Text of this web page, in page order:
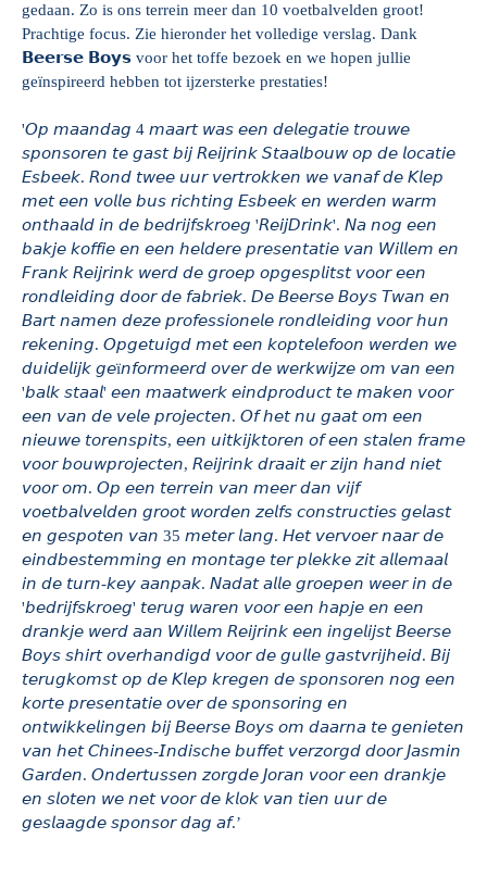
gedaan. Zo is ons terrein meer dan 10 voetbalvelden groot!
Prachtige focus. Zie hieronder het volledige verslag. Dank
𝗕𝗲𝗲𝗿𝘀𝗲 𝗕𝗼𝘆𝘀 voor het toffe bezoek en we hopen jullie
geïnspireerd hebben tot ijzersterke prestaties!
'𝘖𝘱 𝘮𝘢𝘢𝘯𝘥𝘢𝘨 4 𝘮𝘢𝘢𝘳𝘵 𝘸𝘢𝘴 𝘦𝘦𝘯 𝘥𝘦𝘭𝘦𝘨𝘢𝘵𝘪𝘦 𝘵𝘳𝘰𝘶𝘸𝘦
𝘴𝘱𝘰𝘯𝘴𝘰𝘳𝘦𝘯 𝘵𝘦 𝘨𝘢𝘴𝘵 𝘣𝘪𝘫 𝘙𝘦𝘪𝘫𝘳𝘪𝘯𝘬 𝘚𝘵𝘢𝘢𝘭𝘣𝘰𝘶𝘸 𝘰𝘱 𝘥𝘦 𝘭𝘰𝘤𝘢𝘵𝘪𝘦
𝘌𝘴𝘣𝘦𝘦𝘬. 𝘙𝘰𝘯𝘥 𝘵𝘸𝘦𝘦 𝘶𝘶𝘳 𝘷𝘦𝘳𝘵𝘳𝘰𝘬𝘬𝘦𝘯 𝘸𝘦 𝘷𝘢𝘯𝘢𝘧 𝘥𝘦 𝘒𝘭𝘦𝘱
𝘮𝘦𝘵 𝘦𝘦𝘯 𝘷𝘰𝘭𝘭𝘦 𝘣𝘶𝘴 𝘳𝘪𝘤𝘩𝘵𝘪𝘯𝘨 𝘌𝘴𝘣𝘦𝘦𝘬 𝘦𝘯 𝘸𝘦𝘳𝘥𝘦𝘯 𝘸𝘢𝘳𝘮
𝘰𝘯𝘵𝘩𝘢𝘢𝘭𝘥 𝘪𝘯 𝘥𝘦 𝘣𝘦𝘥𝘳𝘪𝘫𝘧𝘴𝘬𝘳𝘰𝘦𝘨 '𝘙𝘦𝘪𝘫𝘋𝘳𝘪𝘯𝘬'. 𝘕𝘢 𝘯𝘰𝘨 𝘦𝘦𝘯
𝘣𝘢𝘬𝘫𝘦 𝘬𝘰𝘧𝘧𝘪𝘦 𝘦𝘯 𝘦𝘦𝘯 𝘩𝘦𝘭𝘥𝘦𝘳𝘦 𝘱𝘳𝘦𝘴𝘦𝘯𝘵𝘢𝘵𝘪𝘦 𝘷𝘢𝘯 𝘞𝘪𝘭𝘭𝘦𝘮 𝘦𝘯
𝘍𝘳𝘢𝘯𝘬 𝘙𝘦𝘪𝘫𝘳𝘪𝘯𝘬 𝘸𝘦𝘳𝘥 𝘥𝘦 𝘨𝘳𝘰𝘦𝘱 𝘰𝘱𝘨𝘦𝘴𝘱𝘭𝘪𝘵𝘴𝘵 𝘷𝘰𝘰𝘳 𝘦𝘦𝘯
𝘳𝘰𝘯𝘥𝘭𝘦𝘪𝘥𝘪𝘯𝘨 𝘥𝘰𝘰𝘳 𝘥𝘦 𝘧𝘢𝘣𝘳𝘪𝘦𝘬. 𝘋𝘦 𝘉𝘦𝘦𝘳𝘴𝘦 𝘉𝘰𝘺𝘴 𝘛𝘸𝘢𝘯 𝘦𝘯
𝘉𝘢𝘳𝘵 𝘯𝘢𝘮𝘦𝘯 𝘥𝘦𝘻𝘦 𝘱𝘳𝘰𝘧𝘦𝘴𝘴𝘪𝘰𝘯𝘦𝘭𝘦 𝘳𝘰𝘯𝘥𝘭𝘦𝘪𝘥𝘪𝘯𝘨 𝘷𝘰𝘰𝘳 𝘩𝘶𝘯
𝘳𝘦𝘬𝘦𝘯𝘪𝘯𝘨. 𝘖𝘱𝘨𝘦𝘵𝘶𝘪𝘨𝘥 𝘮𝘦𝘵 𝘦𝘦𝘯 𝘬𝘰𝘱𝘵𝘦𝘭𝘦𝘧𝘰𝘰𝘯 𝘸𝘦𝘳𝘥𝘦𝘯 𝘸𝘦
𝘥𝘶𝘪𝘥𝘦𝘭𝘪𝘫𝘬 𝘨𝘦ï𝘯𝘧𝘰𝘳𝘮𝘦𝘦𝘳𝘥 𝘰𝘷𝘦𝘳 𝘥𝘦 𝘸𝘦𝘳𝘬𝘸𝘪𝘫𝘻𝘦 𝘰𝘮 𝘷𝘢𝘯 𝘦𝘦𝘯
'𝘣𝘢𝘭𝘬 𝘴𝘵𝘢𝘢𝘭' 𝘦𝘦𝘯 𝘮𝘢𝘢𝘵𝘸𝘦𝘳𝘬 𝘦𝘪𝘯𝘥𝘱𝘳𝘰𝘥𝘶𝘤𝘵 𝘵𝘦 𝘮𝘢𝘬𝘦𝘯 𝘷𝘰𝘰𝘳
𝘦𝘦𝘯 𝘷𝘢𝘯 𝘥𝘦 𝘷𝘦𝘭𝘦 𝘱𝘳𝘰𝘫𝘦𝘤𝘵𝘦𝘯. 𝘖𝘧 𝘩𝘦𝘵 𝘯𝘶 𝘨𝘢𝘢𝘵 𝘰𝘮 𝘦𝘦𝘯
𝘯𝘪𝘦𝘶𝘸𝘦 𝘵𝘰𝘳𝘦𝘯𝘴𝘱𝘪𝘵𝘴, 𝘦𝘦𝘯 𝘶𝘪𝘵𝘬𝘪𝘫𝘬𝘵𝘰𝘳𝘦𝘯 𝘰𝘧 𝘦𝘦𝘯 𝘴𝘵𝘢𝘭𝘦𝘯 𝘧𝘳𝘢𝘮𝘦
𝘷𝘰𝘰𝘳 𝘣𝘰𝘶𝘸𝘱𝘳𝘰𝘫𝘦𝘤𝘵𝘦𝘯, 𝘙𝘦𝘪𝘫𝘳𝘪𝘯𝘬 𝘥𝘳𝘢𝘢𝘪𝘵 𝘦𝘳 𝘻𝘪𝘫𝘯 𝘩𝘢𝘯𝘥 𝘯𝘪𝘦𝘵
𝘷𝘰𝘰𝘳 𝘰𝘮. 𝘖𝘱 𝘦𝘦𝘯 𝘵𝘦𝘳𝘳𝘦𝘪𝘯 𝘷𝘢𝘯 𝘮𝘦𝘦𝘳 𝘥𝘢𝘯 𝘷𝘪𝘫𝘧
𝘷𝘰𝘦𝘵𝘣𝘢𝘭𝘷𝘦𝘭𝘥𝘦𝘯 𝘨𝘳𝘰𝘰𝘵 𝘸𝘰𝘳𝘥𝘦𝘯 𝘻𝘦𝘭𝘧𝘴 𝘤𝘰𝘯𝘴𝘵𝘳𝘶𝘤𝘵𝘪𝘦𝘴 𝘨𝘦𝘭𝘢𝘴𝘵
𝘦𝘯 𝘨𝘦𝘴𝘱𝘰𝘵𝘦𝘯 𝘷𝘢𝘯 35 𝘮𝘦𝘵𝘦𝘳 𝘭𝘢𝘯𝘨. 𝘏𝘦𝘵 𝘷𝘦𝘳𝘷𝘰𝘦𝘳 𝘯𝘢𝘢𝘳 𝘥𝘦
𝘦𝘪𝘯𝘥𝘣𝘦𝘴𝘵𝘦𝘮𝘮𝘪𝘯𝘨 𝘦𝘯 𝘮𝘰𝘯𝘵𝘢𝘨𝘦 𝘵𝘦𝘳 𝘱𝘭𝘦𝘬𝘬𝘦 𝘻𝘪𝘵 𝘢𝘭𝘭𝘦𝘮𝘢𝘢𝘭
𝘪𝘯 𝘥𝘦 𝘵𝘶𝘳𝘯-𝘬𝘦𝘺 𝘢𝘢𝘯𝘱𝘢𝘬. 𝘕𝘢𝘥𝘢𝘵 𝘢𝘭𝘭𝘦 𝘨𝘳𝘰𝘦𝘱𝘦𝘯 𝘸𝘦𝘦𝘳 𝘪𝘯 𝘥𝘦
'𝘣𝘦𝘥𝘳𝘪𝘫𝘧𝘴𝘬𝘳𝘰𝘦𝘨' 𝘵𝘦𝘳𝘶𝘨 𝘸𝘢𝘳𝘦𝘯 𝘷𝘰𝘰𝘳 𝘦𝘦𝘯 𝘩𝘢𝘱𝘫𝘦 𝘦𝘯 𝘦𝘦𝘯
𝘥𝘳𝘢𝘯𝘬𝘫𝘦 𝘸𝘦𝘳𝘥 𝘢𝘢𝘯 𝘞𝘪𝘭𝘭𝘦𝘮 𝘙𝘦𝘪𝘫𝘳𝘪𝘯𝘬 𝘦𝘦𝘯 𝘪𝘯𝘨𝘦𝘭𝘪𝘫𝘴𝘵 𝘉𝘦𝘦𝘳𝘴𝘦
𝘉𝘰𝘺𝘴 𝘴𝘩𝘪𝘳𝘵 𝘰𝘷𝘦𝘳𝘩𝘢𝘯𝘥𝘪𝘨𝘥 𝘷𝘰𝘰𝘳 𝘥𝘦 𝘨𝘶𝘭𝘭𝘦 𝘨𝘢𝘴𝘵𝘷𝘳𝘪𝘫𝘩𝘦𝘪𝘥. 𝘉𝘪𝘫
𝘵𝘦𝘳𝘶𝘨𝘬𝘰𝘮𝘴𝘵 𝘰𝘱 𝘥𝘦 𝘒𝘭𝘦𝘱 𝘬𝘳𝘦𝘨𝘦𝘯 𝘥𝘦 𝘴𝘱𝘰𝘯𝘴𝘰𝘳𝘦𝘯 𝘯𝘰𝘨 𝘦𝘦𝘯
𝘬𝘰𝘳𝘵𝘦 𝘱𝘳𝘦𝘴𝘦𝘯𝘵𝘢𝘵𝘪𝘦 𝘰𝘷𝘦𝘳 𝘥𝘦 𝘴𝘱𝘰𝘯𝘴𝘰𝘳𝘪𝘯𝘨 𝘦𝘯
𝘰𝘯𝘵𝘸𝘪𝘬𝘬𝘦𝘭𝘪𝘯𝘨𝘦𝘯 𝘣𝘪𝘫 𝘉𝘦𝘦𝘳𝘴𝘦 𝘉𝘰𝘺𝘴 𝘰𝘮 𝘥𝘢𝘢𝘳𝘯𝘢 𝘵𝘦 𝘨𝘦𝘯𝘪𝘦𝘵𝘦𝘯
𝘷𝘢𝘯 𝘩𝘦𝘵 𝘊𝘩𝘪𝘯𝘦𝘦𝘴-𝘐𝘯𝘥𝘪𝘴𝘤𝘩𝘦 𝘣𝘶𝘧𝘧𝘦𝘵 𝘷𝘦𝘳𝘻𝘰𝘳𝘨𝘥 𝘥𝘰𝘰𝘳 𝘑𝘢𝘴𝘮𝘪𝘯
𝘎𝘢𝘳𝘥𝘦𝘯. 𝘖𝘯𝘥𝘦𝘳𝘵𝘶𝘴𝘴𝘦𝘯 𝘻𝘰𝘳𝘨𝘥𝘦 𝘑𝘰𝘳𝘢𝘯 𝘷𝘰𝘰𝘳 𝘦𝘦𝘯 𝘥𝘳𝘢𝘯𝘬𝘫𝘦
𝘦𝘯 𝘴𝘭𝘰𝘵𝘦𝘯 𝘸𝘦 𝘯𝘦𝘵 𝘷𝘰𝘰𝘳 𝘥𝘦 𝘬𝘭𝘰𝘬 𝘷𝘢𝘯 𝘵𝘪𝘦𝘯 𝘶𝘶𝘳 𝘥𝘦
𝘨𝘦𝘴𝘭𝘢𝘢𝘨𝘥𝘦 𝘴𝘱𝘰𝘯𝘴𝘰𝘳 𝘥𝘢𝘨 𝘢𝘧.’